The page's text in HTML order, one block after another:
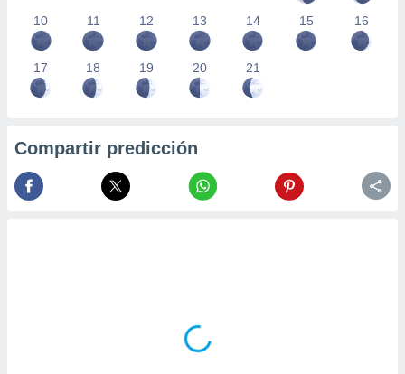
10 11 12 13 14 15 16
17 18 19 20 21
Compartir predicción